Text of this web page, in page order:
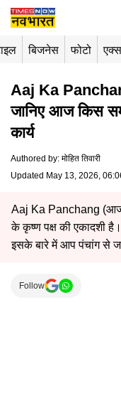
बिजनेस फोटो
Aaj Ka
जानिए आज किस
कार्य
Authored by: मोहित तिवारी
Updated May 13, 2026,
Aaj Ka Panchang (आज
के कृष्ण पक्ष की एकादशी
इसके बारे में आप पंचांग से
Follow